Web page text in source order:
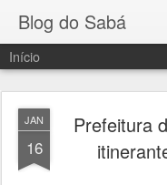
Blog do Sabá
Início
JAN
16
Prefeitura